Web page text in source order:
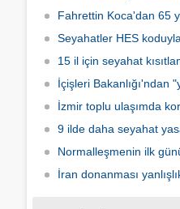
Fahrettin Koca'dan 65
Seyahatler HES
15 il için seyahat
İçişleri Bakanlığı'ndan
İzmir toplu ulaşımda
9 ilde daha seyahat
Normalleşmenin ilk
İran donanması